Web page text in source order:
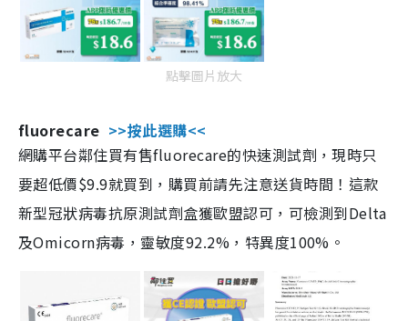
點擊圖片放大
fluorecare >>按此選購<<
網購平台鄰住買有售fluorecare的快速測試劑，現時只
要超低價$9.9就買到，購買前請先注意送貨時間！這款
新型冠狀病毒抗原測試劑盒獲歐盟認可，可檢測到Delta
及Omicorn病毒，靈敏度92.2%，特異度100%。